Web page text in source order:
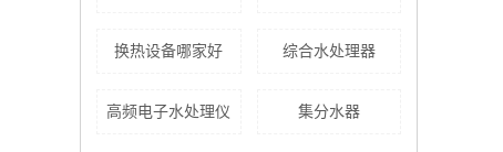
换热设备哪家好 综合水处理器
高频电子水处理仪 集分水器